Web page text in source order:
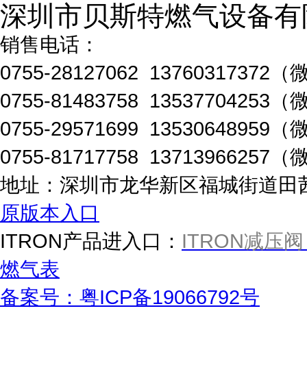
深圳市贝斯特燃气设备
销售电话：
0755-28127062 13760317372（
0755-81483758 13537704253（
0755-29571699 13530648959（
0755-81717758 13713966257（
地址：深圳市龙华新区福城街道田
原版本入口
ITRON产品进入口： ITRON减压阀
燃气表
备案号：粤ICP备19066792号